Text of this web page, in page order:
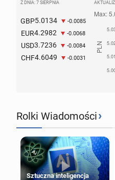
Z DNIA: 7 SIERPNIA
GBP5.0134 -0.0085
EUR4.2982 -0.0068
USD3.7236 -0.0084
CHF4.6049 -0.0031
Rolki Wiadomości›
Sztuczna inteligencja